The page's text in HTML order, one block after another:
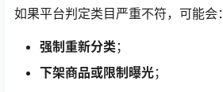
如果平台判定类目严重不符，可能会：
强制重新分类；
下架商品或限制曝光；